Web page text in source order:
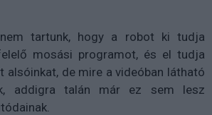
tartunk, hogy a robot ki tudja
mosási programot, és el tudja
alsóinkat, de mire a videóban látható
addigra talán már ez sem lesz